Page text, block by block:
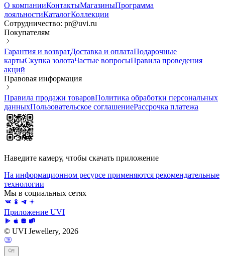
О компанииКонтактыМагазиныПрограмма
лояльностиКаталогКоллекции
Сотрудничество: pr@uvi.ru
Покупателям
Гарантия и возвратДоставка и оплатаПодарочные
картыСкупка золотаЧастые вопросыПравила проведения
акций
Правовая информация
Правила продажи товаровПолитика обработки персональных
данныхПользовательское соглашениеРассрочка платежа
Наведите камеру, чтобы скачать приложение
На информационном ресурсе применяются рекомендательные
технологии
Мы в социальных сетях
Приложение UVI
© UVI Jewellery, 2026